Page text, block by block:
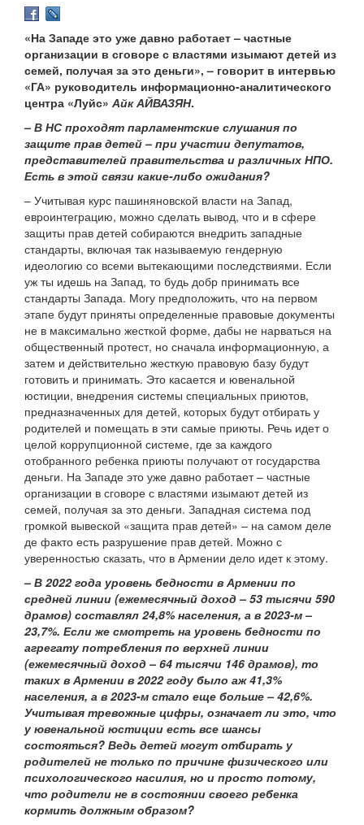
«На Западе это уже давно работает – частные
организации в сговоре с властями изымают детей из
семей, получая за это деньги», – говорит в интервью
«ГА» руководитель информационно-аналитического
центра «Луйс» Айк АЙВАЗЯН.
– В НС проходят парламентские слушания по
защите прав детей – при участии депутатов,
представителей правительства и различных НПО.
Есть в этой связи какие-либо ожидания?
– Учитывая курс пашиняновской власти на Запад,
евроинтеграцию, можно сделать вывод, что и в сфере
защиты прав детей собираются внедрить западные
стандарты, включая так называемую гендерную
идеологию со всеми вытекающими последствиями. Если
уж ты идешь на Запад, то будь добр принимать все
стандарты Запада. Могу предположить, что на первом
этапе будут приняты определенные правовые документы
не в максимально жесткой форме, дабы не нарваться на
общественный протест, но сначала информационную, а
затем и действительно жесткую правовую базу будут
готовить и принимать. Это касается и ювенальной
юстиции, внедрения системы специальных приютов,
предназначенных для детей, которых будут отбирать у
родителей и помещать в эти самые приюты. Речь идет о
целой коррупционной системе, где за каждого
отобранного ребенка приюты получают от государства
деньги. На Западе это уже давно работает – частные
организации в сговоре с властями изымают детей из
семей, получая за это деньги. Западная система под
громкой вывеской «защита прав детей» – на самом деле
де факто есть разрушение прав детей. Можно с
уверенностью сказать, что в Армении дело идет к этому.
– В 2022 года уровень бедности в Армении по
средней линии (ежемесячный доход – 53 тысячи 590
драмов) составлял 24,8% населения, а в 2023-м –
23,7%. Если же смотреть на уровень бедности по
агрегату потребления по верхней линии
(ежемесячный доход – 64 тысячи 146 драмов), то
таких в Армении в 2022 году было аж 41,3%
населения, а в 2023-м стало еще больше – 42,6%.
Учитывая тревожные цифры, означает ли это, что
у ювенальной юстиции есть все шансы
состояться? Ведь детей могут отбирать у
родителей не только по причине физического или
психологического насилия, но и просто потому,
что родители не в состоянии своего ребенка
кормить должным образом?